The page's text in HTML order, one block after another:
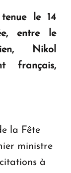
et d'avenir
le 14
entre le
Nikol
français,
la Fête
ministre
à